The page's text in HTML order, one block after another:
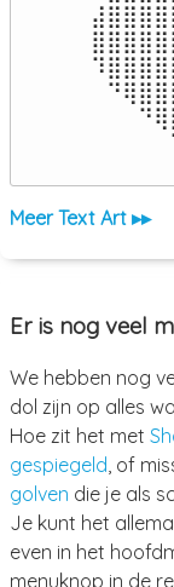
Meer Text Art ▸▸
Er is nog veel
We hebben nog
dol zijn op alles
Hoe zit het met
gespiegeld , of
golven die je als
Je kunt het
even in het
menuknop in de